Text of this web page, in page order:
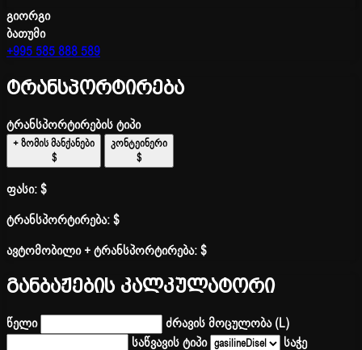
გიორგი
ბათუმი
+995 585 888 589
ტრანსპორტირება
ტრანსპორტირების ტიპი
+ ზომის მანქანები
$
კონტეინერი
$
ფასი:$
ტრანსპორტირება:$
ავტომობილი + ტრანსპორტირება:$
განბაჟების კალკულატორი
წელი
ძრავის მოცულობა (L)
საწვავის ტიპი
საჭე